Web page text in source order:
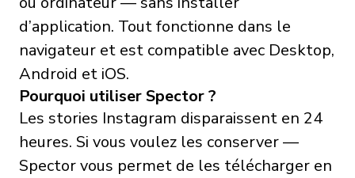
d’application. Tout fonctionne dans le
navigateur et est compatible avec Desktop,
Android et iOS.
Pourquoi utiliser Spector ?
Les stories Instagram disparaissent en 24
heures. Si vous voulez les conserver —
Spector vous permet de les télécharger en